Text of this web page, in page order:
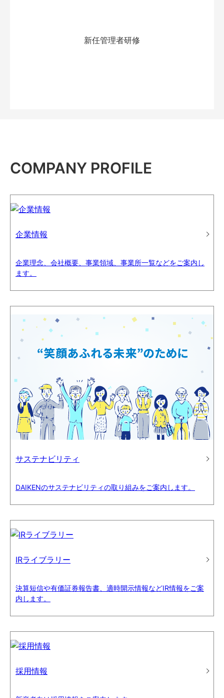
新任管理者研修
COMPANY PROFILE
企業情報
企業理念、会社概要、事業領域、事業所一覧などをご案内し
ます。
サステナビリティ
DAIKENのサステナビリティの取り組みをご案内します。
IRライブラリー
決算短信や有価証券報告書、適時開示情報などIR情報をご案
内します。
採用情報